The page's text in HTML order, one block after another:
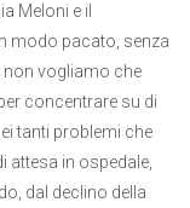
Meloni e il
modo pacato, senza
non vogliamo che
concentrare su di
tanti problemi che
attesa in ospedale,
dal declino della